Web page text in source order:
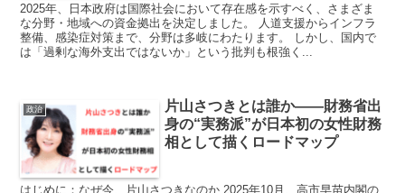
2025年、日本政府は国際社会において存在感を示すべく、さまざま
な分野・地域への資金拠出を決定しました。 人道支援からインフラ
整備、感染症対策まで、分野は多岐にわたります。 しかし、国内で
は「過剰な海外支出ではないか」という批判も根強く...
政治
片山さつきとは誰か――財務省出
身の“実務派”が日本初の女性財務
相として描くロードマップ
はじめに：なぜ今、片山さつきなのか 2025年10月、高市早苗内閣の